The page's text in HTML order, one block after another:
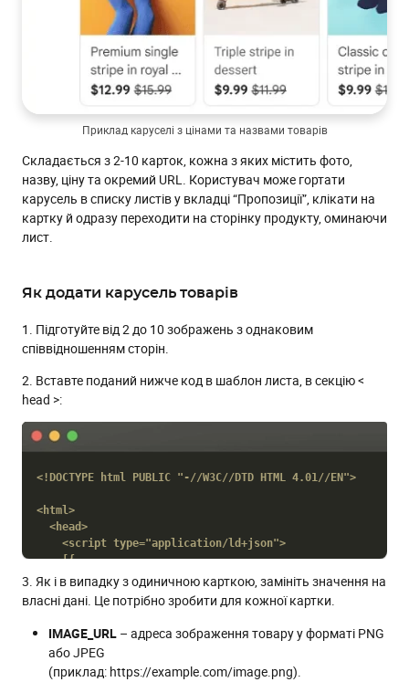
Приклад каруселі з цінами та назвами товарів
Складається з 2-10 карток, кожна з яких містить фото,
назву, ціну та окремий URL. Користувач може гортати
карусель в списку листів у вкладці “Пропозиції”, клікати на
картку й одразу переходити на сторінку продукту, оминаючи
лист.
Як додати карусель товарів
1. Підготуйте від 2 до 10 зображень з однаковим
співвідношенням сторін.
2. Вставте поданий нижче код в шаблон листа, в секцію <
head >:
<!DOCTYPE html PUBLIC "-//W3C//DTD HTML 4.01//EN">
<html>
  <head>
    <script type="application/ld+json">
    [{
      "@context": "http://schema.org/",
      "@type": "PromotionCard",
      "image": "https://IMAGE_URL_1.jpg",
      "headline": "test headline",
      "price": 123,
      "priceCurrency": "USD",
"discountValue": 24, // this value will be
3. Як і в випадку з одиничною карткою, замініть значення на
власні дані. Це потрібно зробити для кожної картки.
IMAGE_URL – адреса зображення товару у форматі PNG
або JPEG
(приклад: https://example.com/image.png).